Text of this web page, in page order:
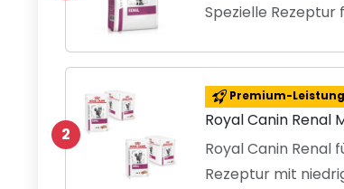
Spezielle
2
Premium-Leistung
Royal Canin Renal
Royal Canin Renal
Rezeptur mit